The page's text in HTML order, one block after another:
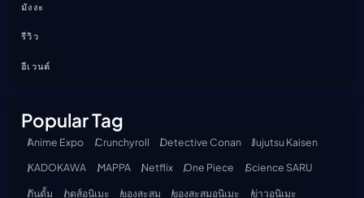
มังงะ
รีวิว
อีเวนต์
Popular Tag
Anime Expo Crunchyroll Detective Conan
Jujutsu Kaisen
KADOKAWA
MAPPA Netflix One Piece
Science SARU
กันดั้ม
กูดส์อนิเมะ ของสะสม ของสะสมอนิเมะ
ข่าวอนิเมะ